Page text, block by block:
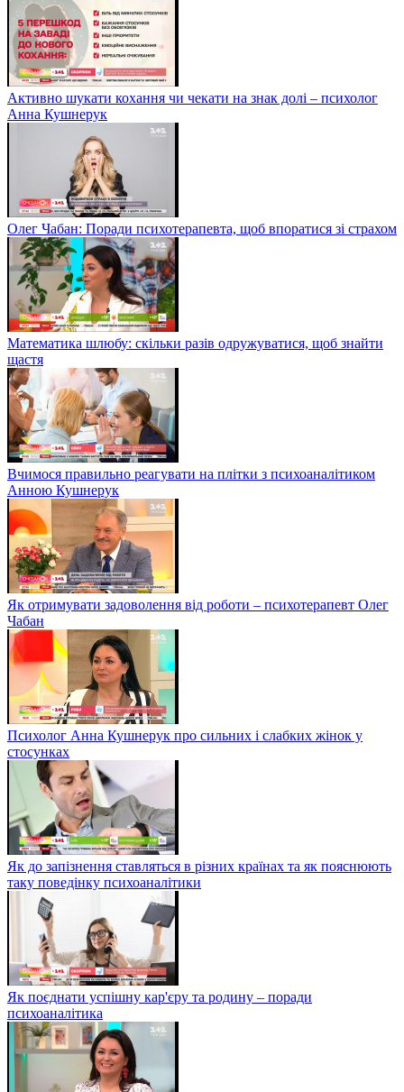
Активно шукати кохання чи чекати на знак долі – психолог
Анна Кушнерук
Олег Чабан: Поради психотерапевта, щоб впоратися зі страхом
Математика шлюбу: скільки разів одружуватися, щоб знайти
щастя
Вчимося правильно реагувати на плітки з психоаналітиком
Анною Кушнерук
Як отримувати задоволення від роботи – психотерапевт Олег
Чабан
Психолог Анна Кушнерук про сильних і слабких жінок у
стосунках
Як до запізнення ставляться в різних країнах та як пояснюють
таку поведінку психоаналітики
Як поєднати успішну кар'єру та родину – поради
психоаналітика